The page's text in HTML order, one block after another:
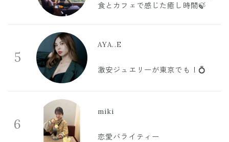
食とカフェで感じた癒し時間🍃
5
AYA..E
激安ジュエリーが東京でも！💍
6
miki
恋愛バライティー